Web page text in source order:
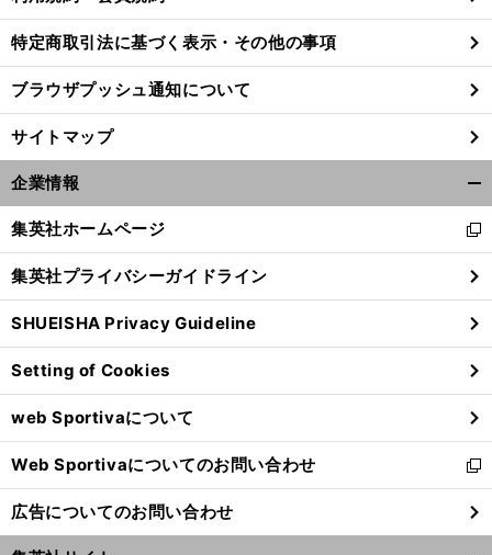
特定商取引法に基づく表示・その他の事項
ブラウザプッシュ通知について
サイトマップ
企業情報
閉
る
集英社ホームページ
新
し
い
ウ
ィ
ン
ド
ウ
で
開
く
集英社プライバシーガイドライン
SHUEISHA Privacy Guideline
Setting of Cookies
web Sportivaについて
Web Sportivaについてのお問い合わせ
新
し
い
ウ
広告についてのお問い合わせ